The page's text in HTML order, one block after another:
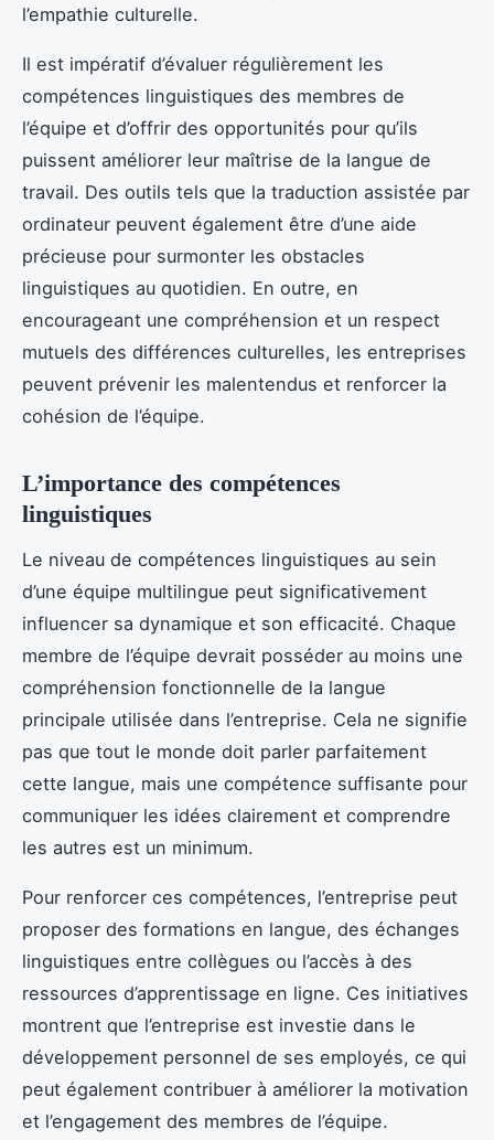
l’empathie culturelle.
Il est impératif d’évaluer régulièrement les
compétences linguistiques des membres de
l’équipe et d’offrir des opportunités pour qu’ils
puissent améliorer leur maîtrise de la langue de
travail. Des outils tels que la traduction assistée par
ordinateur peuvent également être d’une aide
précieuse pour surmonter les obstacles
linguistiques au quotidien. En outre, en
encourageant une compréhension et un respect
mutuels des différences culturelles, les entreprises
peuvent prévenir les malentendus et renforcer la
cohésion de l’équipe.
L’importance des compétences
linguistiques
Le niveau de compétences linguistiques au sein
d’une équipe multilingue peut significativement
influencer sa dynamique et son efficacité. Chaque
membre de l’équipe devrait posséder au moins une
compréhension fonctionnelle de la langue
principale utilisée dans l’entreprise. Cela ne signifie
pas que tout le monde doit parler parfaitement
cette langue, mais une compétence suffisante pour
communiquer les idées clairement et comprendre
les autres est un minimum.
Pour renforcer ces compétences, l’entreprise peut
proposer des formations en langue, des échanges
linguistiques entre collègues ou l’accès à des
ressources d’apprentissage en ligne. Ces initiatives
montrent que l’entreprise est investie dans le
développement personnel de ses employés, ce qui
peut également contribuer à améliorer la motivation
et l’engagement des membres de l’équipe.